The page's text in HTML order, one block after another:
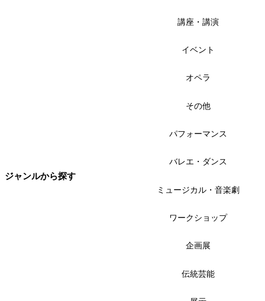
ジャンルから探す
講座・講演
イベント
オペラ
その他
パフォーマンス
バレエ・ダンス
ミュージカル・音楽劇
ワークショップ
企画展
伝統芸能